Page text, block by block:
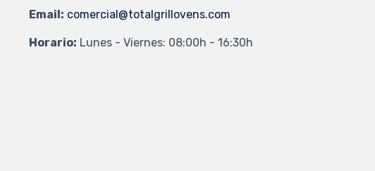
Email: comercial@totalgrillovens.com
Horario: Lunes - Viernes: 08:00h - 16:30h